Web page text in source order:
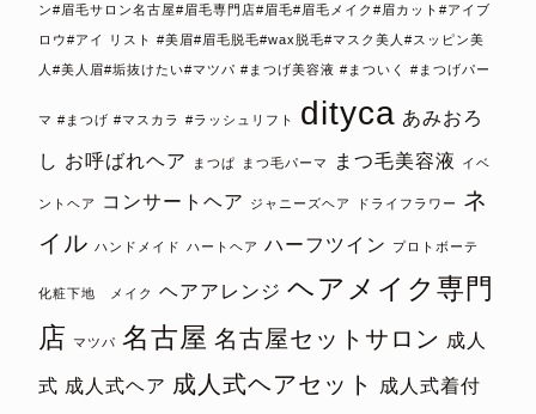
ン#眉毛サロン名古屋#眉毛専門店#眉毛#眉毛メイク#眉カット#アイブ
ロウ#アイ リスト #美眉#眉毛脱毛#wax脱毛#マスク美人#スッピン美
人#美人眉#垢抜けたい#マツパ #まつげ美容液 #まついく #まつげパー
マ #まつげ #マスカラ #ラッシュリフト dityca あみおろ
し お呼ばれヘア まつぱ まつ毛パーマ まつ毛美容液 イベ
ントヘア コンサートヘア ジャニーズヘア ドライフラワー
ネ
イル ハンドメイド ハートヘア ハーフツイン プロトボーテ
化粧下地 メイク ヘアアレンジ ヘアメイク専門
店
マツパ 名古屋 名古屋セットサロン 成人
式 成人式ヘア 成人式ヘアセット 成人式着付